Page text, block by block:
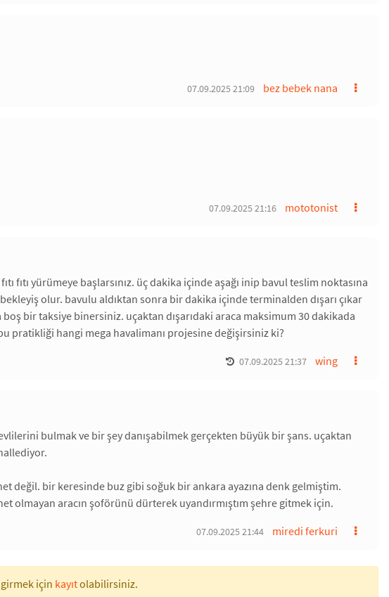
bez bebek nana
07.09.2025 21:09
mototonist
07.09.2025 21:16
fıtı yürümeye başlarsınız. üç dakika içinde aşağı inip bavul teslim noktasına
olur. bavulu aldıktan sonra bir dakika içinde terminalden dışarı çıkar
bir taksiye binersiniz. uçaktan dışarıdaki araca maksimum 30 dakikada
pratikliği hangi mega havalimanı projesine değişirsiniz ki?
wing
07.09.2025 21:37
bulmak ve bir şey danışabilmek gerçekten büyük bir şans. uçaktan
değil. bir keresinde buz gibi soğuk bir ankara ayazına denk gelmiştim.
olmayan aracın şoförünü dürterek uyandırmıştım şehre gitmek için.
miredi ferkuri
07.09.2025 21:44
girmek için kayıtolabilirsiniz.